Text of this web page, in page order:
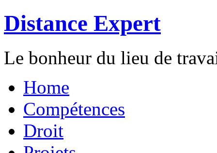
Distance Expert
Le bonheur du lieu de
Home
Compétences
Droit